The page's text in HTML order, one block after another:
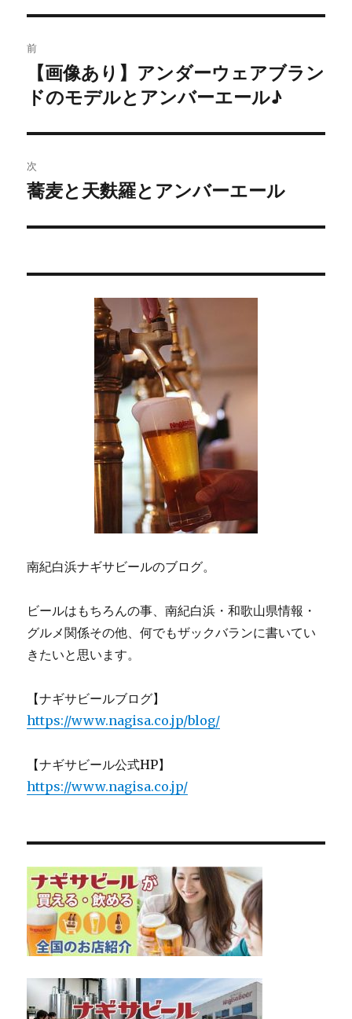
稿
ナ
ビ
ゲ
ー
シ
前
去
投
稿:
【画像あり】アンダーウェアブラン
ドのモデルとアンバーエール♪
次
次
投
蕎麦と天麩羅とアンバーエール
南紀白浜ナギサビールのブログ。
ビールはもちろんの事、南紀白浜・和歌山県情報・
グルメ関係その他、何でもザックバランに書いてい
きたいと思います。
【ナギサビールブログ】
https://www.nagisa.co.jp/blog/
【ナギサビール公式HP】
https://www.nagisa.co.jp/